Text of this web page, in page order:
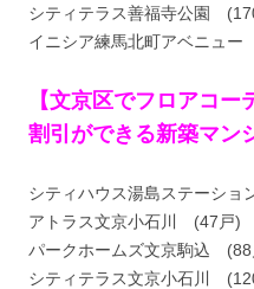
シティテラス善福寺公園
イニシア練馬北町アベニュ
【文京区でフロアコ
割引ができる新築マン
シティハウス湯島ステーシ
アトラス文京小石川 (47戸)
パークホームズ文京駒込
シティテラス文京小石川